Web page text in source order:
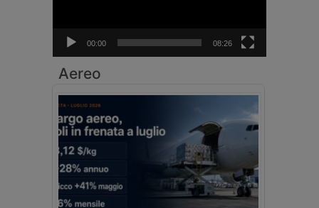
00:00 08:26
Aereo